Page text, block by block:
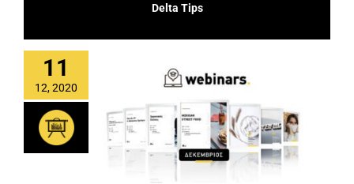
Delta Tips
11
12, 2020